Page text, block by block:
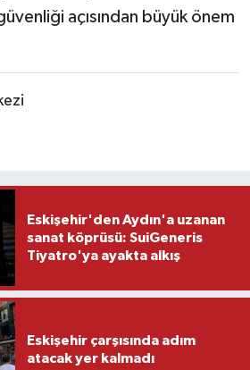
açısından büyük önem
Eskişehir'den Aydın'a uzanan
sanat köprüsü: SuiGeneris
Tiyatro'ya ayakta alkış
Eskişehir çarşısında adım
atacak yer kalmadı